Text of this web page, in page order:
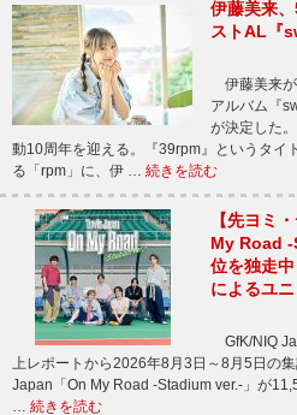
伊藤美来
ストAL『
伊藤美来が
アルバム『
が決定した
動10周年を迎える。『39rpm』というタイ
る「rpm」に、伊 … 続きを読む
【先ヨミ
My Road
位を独走
によるユ
GfK/NIQ
上レポートから2026年8月3日～8月5日の
Japan「On My Road -Stadium ver.-」が
… 続きを読む